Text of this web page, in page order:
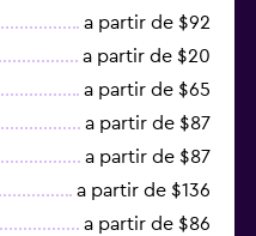
a partir de $92
a partir de $20
a partir de $65
a partir de $87
a partir de $87
a partir de $136
a partir de $86